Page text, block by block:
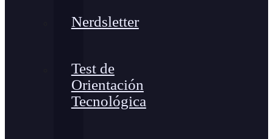
Nerdsletter
Test de
Orientación
Tecnológica